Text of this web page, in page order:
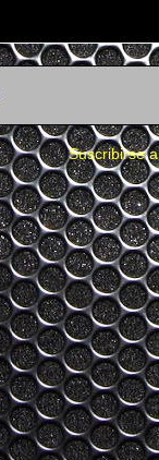
Suscribirse